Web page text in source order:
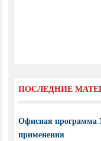
ПОСЛЕДНИЕ
Офисная программа
применения